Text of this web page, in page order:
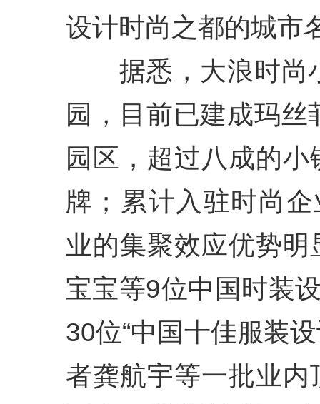
设计时尚之都的城市
据悉，大浪时尚
园，目前已建成玛
园区，超过八成的
牌；累计入驻时尚
业的集聚效应优势
宝宝等9位中国时装
30位“中国十佳服装
者龚航宇等一批业